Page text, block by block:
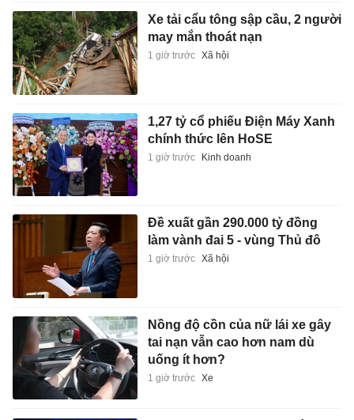
Xe tải cẩu tông sập cầu, 2 người
may mắn thoát nạn
1 giờ trước Xã hội
1,27 tỷ cổ phiếu Điện Máy Xanh
chính thức lên HoSE
1 giờ trước Kinh doanh
Đề xuất gần 290.000 tỷ đồng
làm vành đai 5 - vùng Thủ đô
1 giờ trước Xã hội
Nồng độ cồn của nữ lái xe gây
tai nạn vẫn cao hơn nam dù
uống ít hơn?
1 giờ trước Xe